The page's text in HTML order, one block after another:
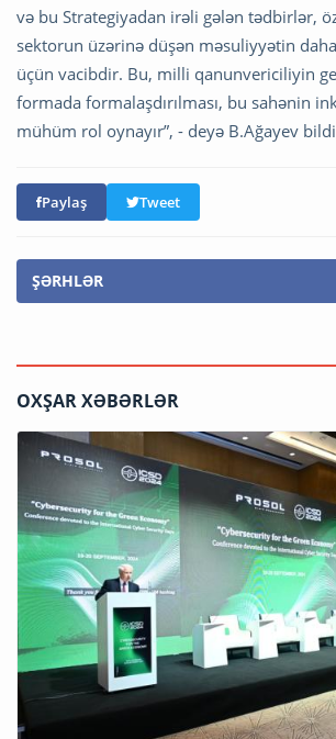
və bu Strategiyadan irəli gələn tədbirlər,
sektorun üzərinə düşən məsuliyyətin
üçün vacibdir. Bu, milli qanunvericiliyin
formada formalaşdırılması, bu sahənin
mühüm rol oynayır”, - deyə B.Ağayev
Paylaş Tweet
ŞƏRHLƏR
OXŞAR XƏBƏRLƏR